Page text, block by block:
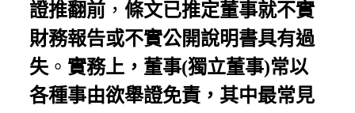
證推翻前， 條文已推定董事就不實
財務報告或不實公開說明書具有過
失。 實務上，董事(獨立董事)常以
各種事由欲舉證免責，其中最常見